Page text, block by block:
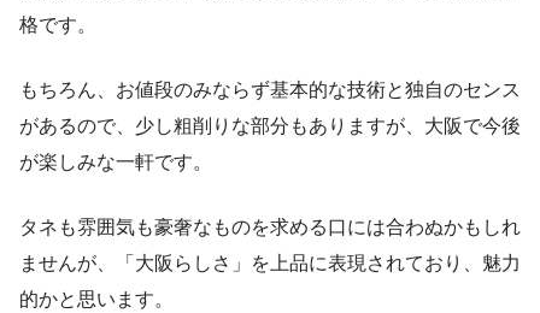
格です。
もちろん、お値段のみならず基本的な技術と独自のセンス
があるので、少し粗削りな部分もありますが、大阪で今後
が楽しみな一軒です。
タネも雰囲気も豪奢なものを求める口には合わぬかもしれ
ませんが、「大阪らしさ」を上品に表現されており、魅力
的かと思います。